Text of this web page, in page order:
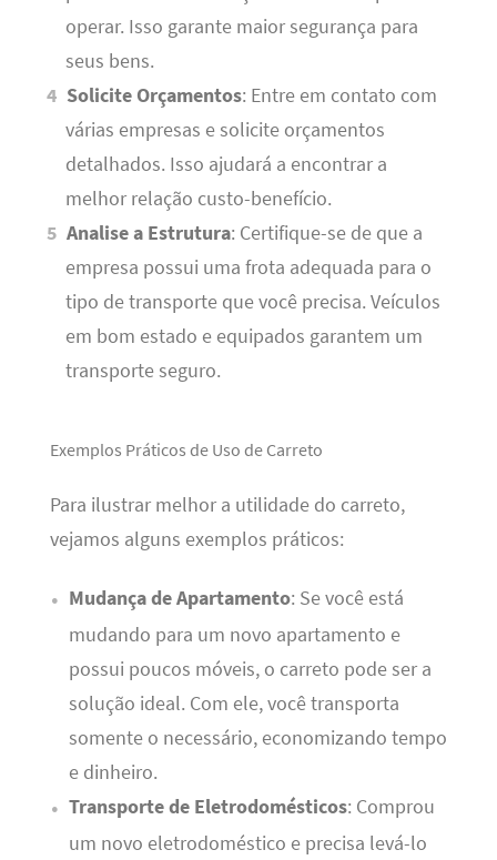
operar. Isso garante maior segurança para
seus bens.
Solicite Orçamentos: Entre em contato com
várias empresas e solicite orçamentos
detalhados. Isso ajudará a encontrar a
melhor relação custo-benefício.
Analise a Estrutura: Certifique-se de que a
empresa possui uma frota adequada para o
tipo de transporte que você precisa. Veículos
em bom estado e equipados garantem um
transporte seguro.
Exemplos Práticos de Uso de Carreto
Para ilustrar melhor a utilidade do carreto,
vejamos alguns exemplos práticos:
Mudança de Apartamento: Se você está
mudando para um novo apartamento e
possui poucos móveis, o carreto pode ser a
solução ideal. Com ele, você transporta
somente o necessário, economizando tempo
e dinheiro.
Transporte de Eletrodomésticos: Comprou
um novo eletrodoméstico e precisa levá-lo